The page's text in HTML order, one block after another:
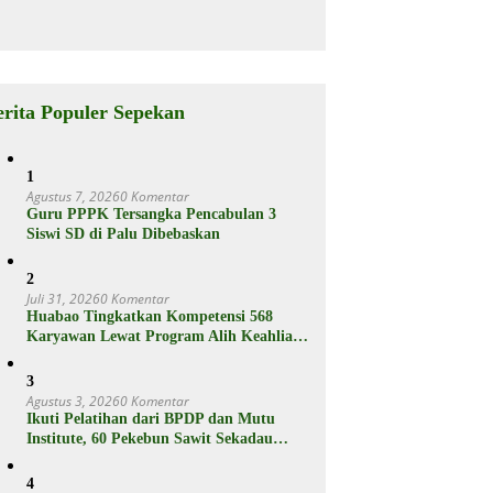
Populer Sepekan
1
Agustus 7, 20260 Komentar
Guru PPPK Tersangka Pencabulan 3
Siswi SD di Palu Dibebaskan
2
Juli 31, 20260 Komentar
Huabao Tingkatkan Kompetensi 568
Karyawan Lewat Program Alih Keahlian
3
Agustus 3, 20260 Komentar
Ikuti Pelatihan dari BPDP dan Mutu
Institute, 60 Pekebun Sawit Sekadau
Berkelanjutan
4